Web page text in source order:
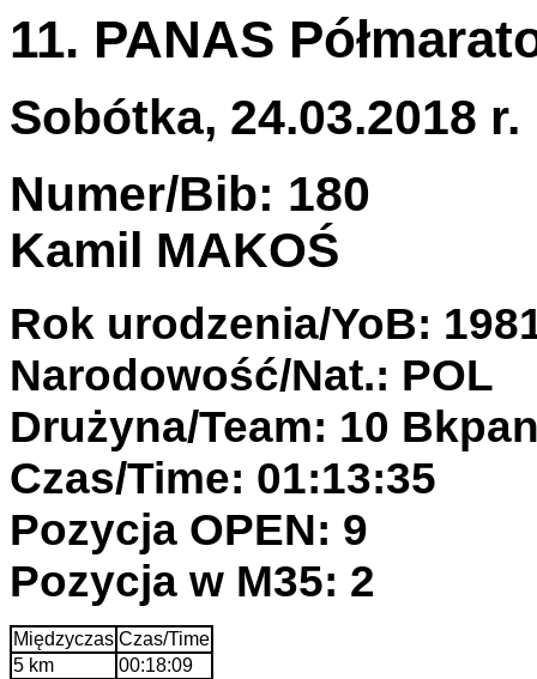
11. PANAS
Sobótka, 24.03.2018 r.
Numer/Bib: 180
Kamil MAKOŚ
Rok urodzenia/YoB:
Narodowość/Nat.: POL
Drużyna/Team: 10
Czas/Time: 01:13:35
Pozycja OPEN: 9
Pozycja w M35: 2
Międzyczas Czas/Time
5 km
00:18:09